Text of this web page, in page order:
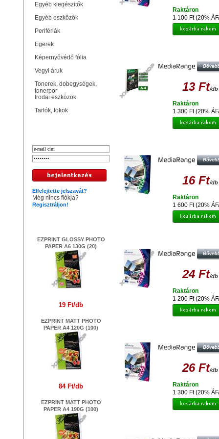
Egyéb kiegészítők
Egyéb eszközök
Perifériák
Egerek
Képernyővédő fólia
Vegyi áruk
Tonerek, dobegységek,
tonerpor
Irodai eszközök
Tartók, tokok
Elfelejtette jelszavát?
Még nincs fiókja?
Regisztráljon!
EZPRINT GLOSSY PHOTO
PAPER A6 130G (20)
19 Ft/db
EZPRINT MATT PHOTO
PAPER A4 120G (100)
84 Ft/db
EZPRINT MATT PHOTO
PAPER A4 190G (100)
1 100 Ft (20%
Raktáron
13 Ft/db
1 300 Ft (20%
Raktáron
16 Ft/db
1 600 Ft (20%
Raktáron
24 Ft/db
1 200 Ft (20%
Raktáron
26 Ft/db
1 300 Ft (20%
Raktáron